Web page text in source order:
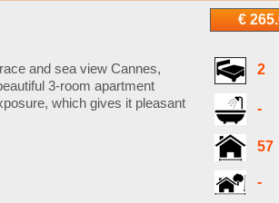
€
2
-
57
-
and sea view Cannes,
3-room apartment
which gives it pleasant